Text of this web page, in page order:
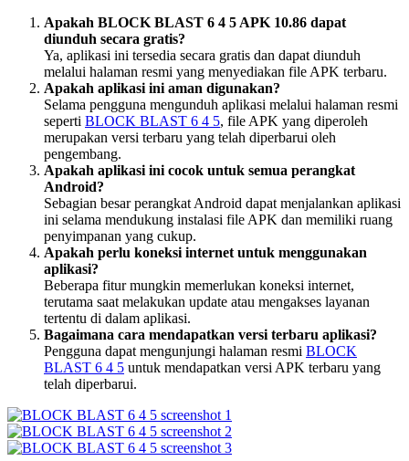
Apakah BLOCK BLAST 6 4 5 APK 10.86 dapat
diunduh secara gratis?
Ya, aplikasi ini tersedia secara gratis dan dapat diunduh
melalui halaman resmi yang menyediakan file APK terbaru.
Apakah aplikasi ini aman digunakan?
Selama pengguna mengunduh aplikasi melalui halaman resmi
seperti BLOCK BLAST 6 4 5, file APK yang diperoleh
merupakan versi terbaru yang telah diperbarui oleh
pengembang.
Apakah aplikasi ini cocok untuk semua perangkat
Android?
Sebagian besar perangkat Android dapat menjalankan aplikasi
ini selama mendukung instalasi file APK dan memiliki ruang
penyimpanan yang cukup.
Apakah perlu koneksi internet untuk menggunakan
aplikasi?
Beberapa fitur mungkin memerlukan koneksi internet,
terutama saat melakukan update atau mengakses layanan
tertentu di dalam aplikasi.
Bagaimana cara mendapatkan versi terbaru aplikasi?
Pengguna dapat mengunjungi halaman resmi BLOCK
BLAST 6 4 5 untuk mendapatkan versi APK terbaru yang
telah diperbarui.